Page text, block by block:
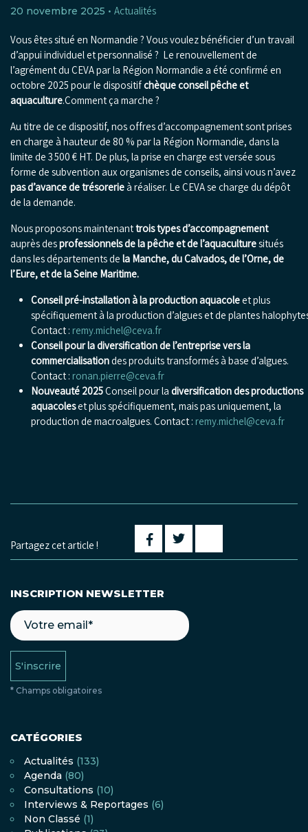
20 novembre 2025 • Actualités
Vous êtes situé en Normandie ? Vous voulez bénéficier d’un travail
d’appui individuel et personnalisé ? Le renouvellement de
l’agrément du CEVA par la Région Normandie a été confirmé en
octobre 2025 pour le dispositifchèque conseil pêche et
aquaculture.Comment ça marche ?
Au titre de ce dispositif, nos offres d’accompagnement sont prises
en charge à hauteur de 80 % par la Région Normandie, dans la
limite de 3 500 € HT. De plus, la prise en charge est versée sous
forme de subvention aux organismes de conseils, ainsi vous n’avez
pas d’avance de trésorerieà réaliser. Le CEVA se charge du dépôt
de la demande.
Nous proposons maintenanttrois types d’accompagnement
auprès desprofessionnels de la pêche et de l’aquaculturesitués
dans les départements de la Manche, du Calvados, de l’Orne, de
l’Eure, et de la Seine Maritime.
Conseil pré-installation à la production aquacoleet plus
spécifiquement à la production d’algues et de plantes
Contact : remy.michel@ceva.fr
Conseil pour la diversification de l’entreprise vers la
commercialisationdes produits transformés à base d’algues.
Contact : ronan.pierre@ceva.fr
Nouveauté 2025Conseil pour la diversification des productions
aquacoleset plus spécifiquement, mais pas uniquement, la
production de macroalgues. Contact : remy.michel@ceva.fr
Partagez cet article !
INSCRIPTION NEWSLETTER
S'inscrire
* Champs obligatoires
CATÉGORIES
Actualités (133)
Agenda (80)
Consultations (10)
Interviews & Reportages (6)
Non Classé (1)